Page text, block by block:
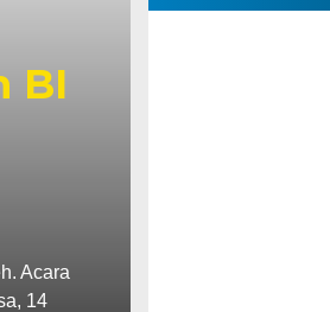
BI
Acara
14